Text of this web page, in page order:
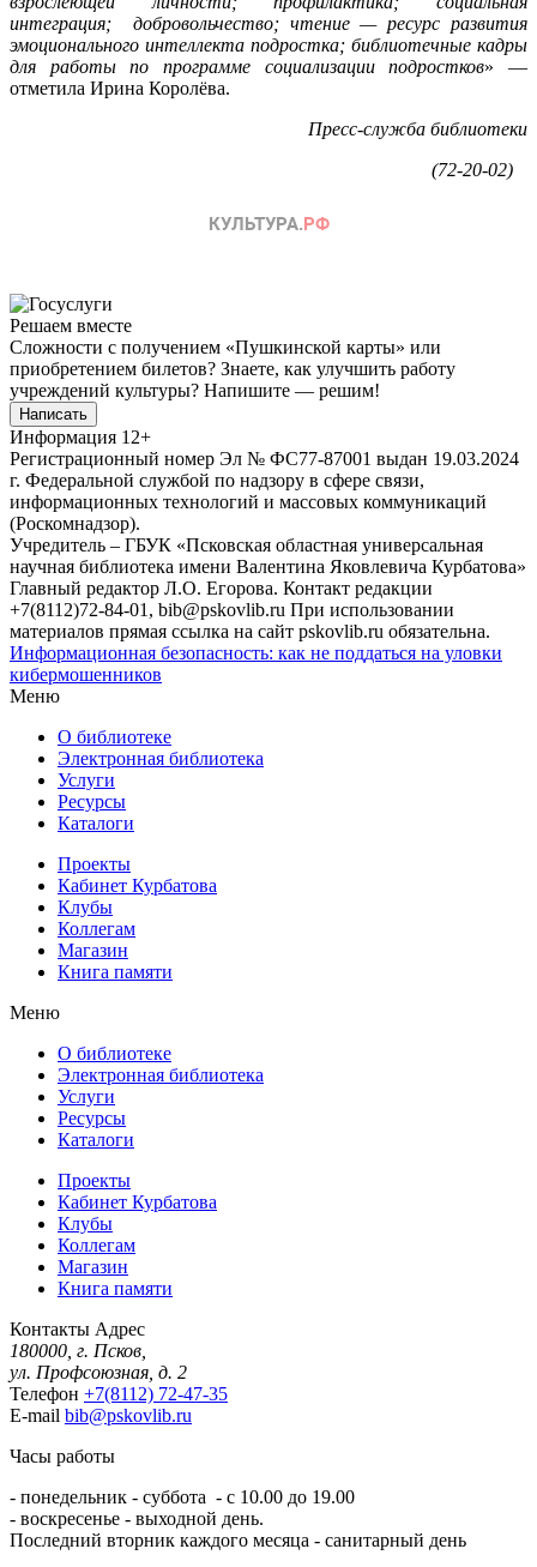
интеграция; добровольчество; чтение — ресурс развития
эмоционального интеллекта подростка; библиотечные кадры
для работы по программе социализации подростков» —
отметила Ирина Королёва.
Пресс-служба библиотеки
(72-20-02)
Решаем вместе
Сложности с получением «Пушкинской карты» или
приобретением билетов? Знаете, как улучшить работу
учреждений культуры? Напишите — решим!
Написать
Информация 12+
Регистрационный номер Эл № ФС77-87001 выдан 19.03.2024
г. Федеральной службой по надзору в сфере связи,
информационных технологий и массовых коммуникаций
(Роскомнадзор).
Учредитель – ГБУК «Псковская областная универсальная
научная библиотека имени Валентина Яковлевича Курбатова»
Главный редактор Л.О. Егорова. Контакт редакции
+7(8112)72-84-01, bib@pskovlib.ru При использовании
материалов прямая ссылка на сайт pskovlib.ru обязательна.
Информационная безопасность: как не поддаться на уловки
кибермошенников
Меню
О библиотеке
Электронная библиотека
Услуги
Ресурсы
Каталоги
Проекты
Кабинет Курбатова
Клубы
Коллегам
Магазин
Книга памяти
Меню
О библиотеке
Электронная библиотека
Услуги
Ресурсы
Каталоги
Проекты
Кабинет Курбатова
Клубы
Коллегам
Магазин
Книга памяти
Контакты Адрес
180000, г. Псков,
ул. Профсоюзная, д. 2
Телефон +7(8112) 72-47-35
E-mail bib@pskovlib.ru
Часы работы
- понедельник - суббота - с 10.00 до 19.00
- воскресенье - выходной день.
Последний вторник каждого месяца - санитарный день